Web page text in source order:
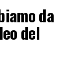
da
del